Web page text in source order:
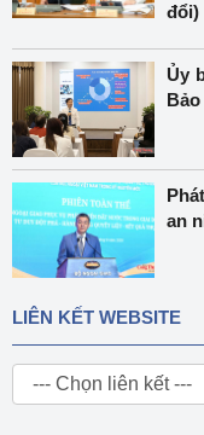
đổi)
Ủy
an
LIÊN KẾT WEBSITE